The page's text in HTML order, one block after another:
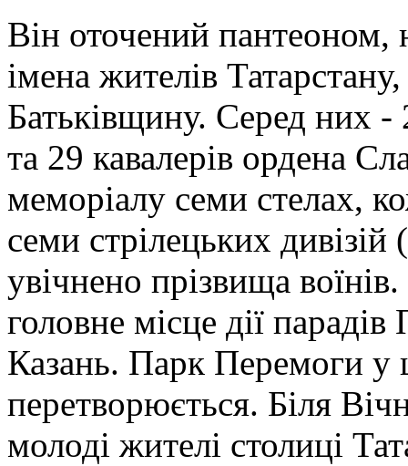
Він оточений пантеоном,
імена жителів
Батьківщину. Серед них -
та 29 кавалерів ордена
меморіалу семи стелах,
семи стрілецьких
увічнено прізвища
головне місце дії
Казань. Парк Перемоги у
перетворюється. Біля
молоді жителі столиці